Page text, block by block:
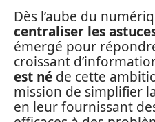
Dès l’aube du
centraliser les
émergé pour
croissant
est né de cette
mission de simplifier
en leur fournissant